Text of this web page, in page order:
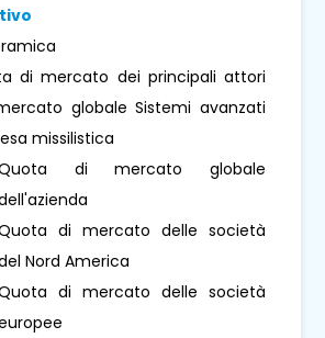
di mercato dei principali attori
globale Sistemi avanzati
missilistica
di mercato globale
di mercato delle società
Nord America
di mercato delle società